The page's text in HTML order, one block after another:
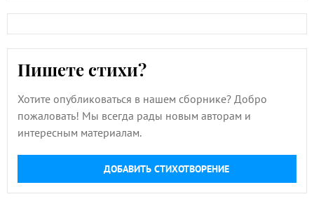
Пишете стихи?
Хотите опубликоваться в нашем сборнике? Добро
пожаловать! Мы всегда рады новым авторам и
интересным материалам.
ДОБАВИТЬ СТИХОТВОРЕНИЕ